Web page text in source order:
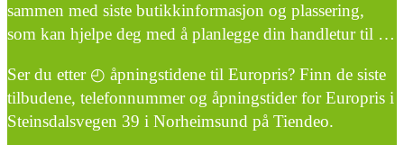
sammen med siste butikkinformasjon og plassering,
som kan hjelpe deg med å planlegge din handletur til …
Ser du etter ◴ åpningstidene til Europris? Finn de siste
tilbudene, telefonnummer og åpningstider for Europris i
Steinsdalsvegen 39 i Norheimsund på Tiendeo.